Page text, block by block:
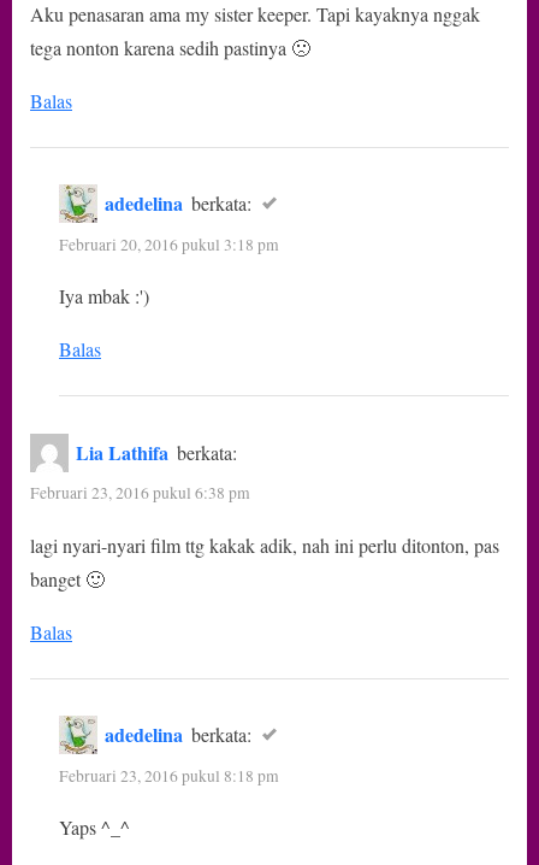
Aku penasaran ama my sister keeper. Tapi kayaknya nggak
tega nonton karena sedih pastinya 🙁
Balas
adedelina berkata:
Februari 20, 2016 pukul 3:18 pm
Iya mbak :')
Balas
Lia Lathifa berkata:
Februari 23, 2016 pukul 6:38 pm
lagi nyari-nyari film ttg kakak adik, nah ini perlu ditonton, pas
banget 🙂
Balas
adedelina berkata:
Februari 23, 2016 pukul 8:18 pm
Yaps ^_^